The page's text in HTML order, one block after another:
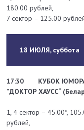
180.00 рублей,
7 сектор – 125.00
18 ИЮЛЯ, суббота
17:30
КУБОК
”ДОКТОР ХАУСС“
1, 4 сектор – 45.00*,
рублей,